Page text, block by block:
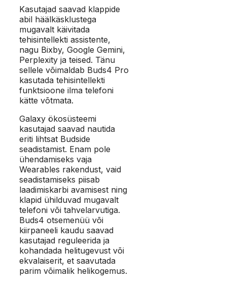
Kasutajad saavad klappide
abil häälkäsklustega
mugavalt käivitada
tehisintellekti assistente,
nagu Bixby, Google Gemini,
Perplexity ja teised. Tänu
sellele võimaldab Buds4 Pro
kasutada tehisintellekti
funktsioone ilma telefoni
kätte võtmata.
Galaxy ökosüsteemi
kasutajad saavad nautida
eriti lihtsat Budside
seadistamist. Enam pole
ühendamiseks vaja
Wearables rakendust, vaid
seadistamiseks piisab
laadimiskarbi avamisest ning
klapid ühilduvad mugavalt
telefoni või tahvelarvutiga.
Buds4 otsemenüü või
kiirpaneeli kaudu saavad
kasutajad reguleerida ja
kohandada helitugevust või
ekvalaiserit, et saavutada
parim võimalik helikogemus.